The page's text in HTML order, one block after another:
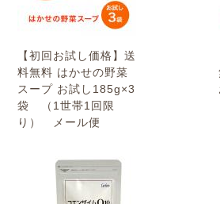
【初回お試し価格】送
料無料 はかせの野菜
スープ お試し185g×3
袋 （1世帯1回限
り） メール便